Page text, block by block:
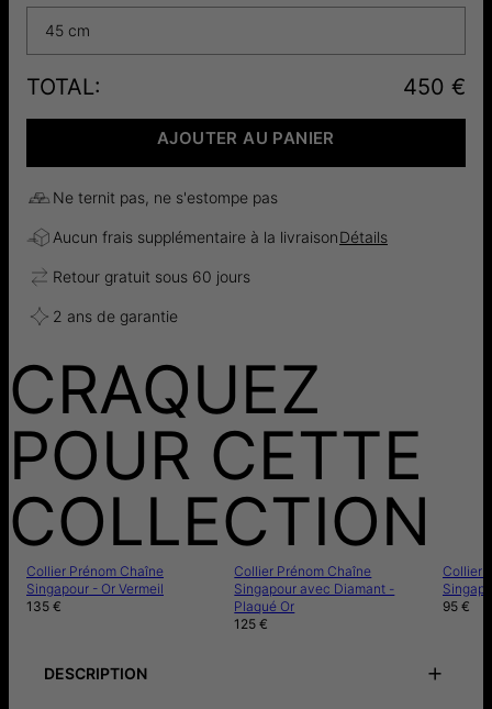
45 cm
TOTAL: 450 €
AJOUTER AU PANIER
Ne ternit pas, ne s'estompe pas
Aucun frais supplémentaire à la livraisonDétails
Retour gratuit sous 60 jours
2 ans de garantie
CRAQUEZ
POUR CETTE
COLLECTION
Collier Prénom Chaîne
Singapour - Or Vermeil
135 €
Collier Prénom Chaîne
Singapour avec Diamant -
Plaqué Or
125 €
Collier
95 €
DESCRIPTION